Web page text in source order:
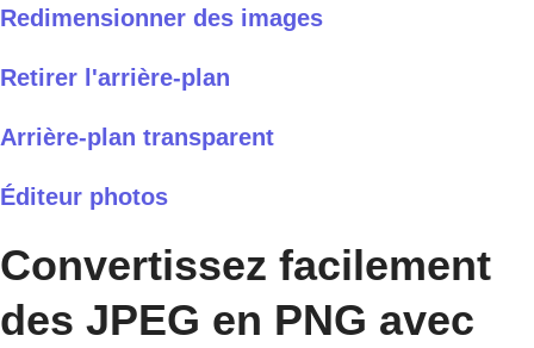
Redimensionner des images
Retirer l'arrière-plan
Arrière-plan transparent
Éditeur photos
Convertissez facilement
des JPEG en PNG avec